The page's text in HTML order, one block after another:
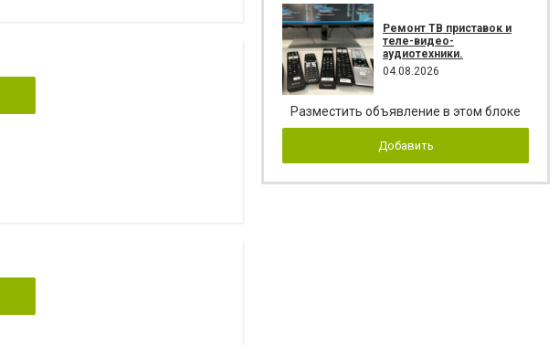
Ремонт ТВ приставок и
теле-видео-
аудиотехники.
04.08.2026
Разместить объявление в этом блоке
Добавить